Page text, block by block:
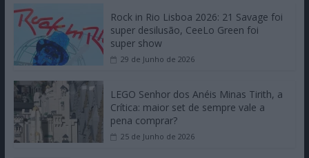
Rock in Rio Lisboa 2026: 21 Savage foi
super desilusão, CeeLo Green foi
super show
29 de Junho de 2026
LEGO Senhor dos Anéis Minas Tirith, a
Crítica: maior set de sempre vale a
pena comprar?
25 de Junho de 2026